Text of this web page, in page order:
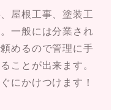
屋根工事、塗装工
一般には分業され
めるので管理に手
ことが出来ます。
にかけつけます！